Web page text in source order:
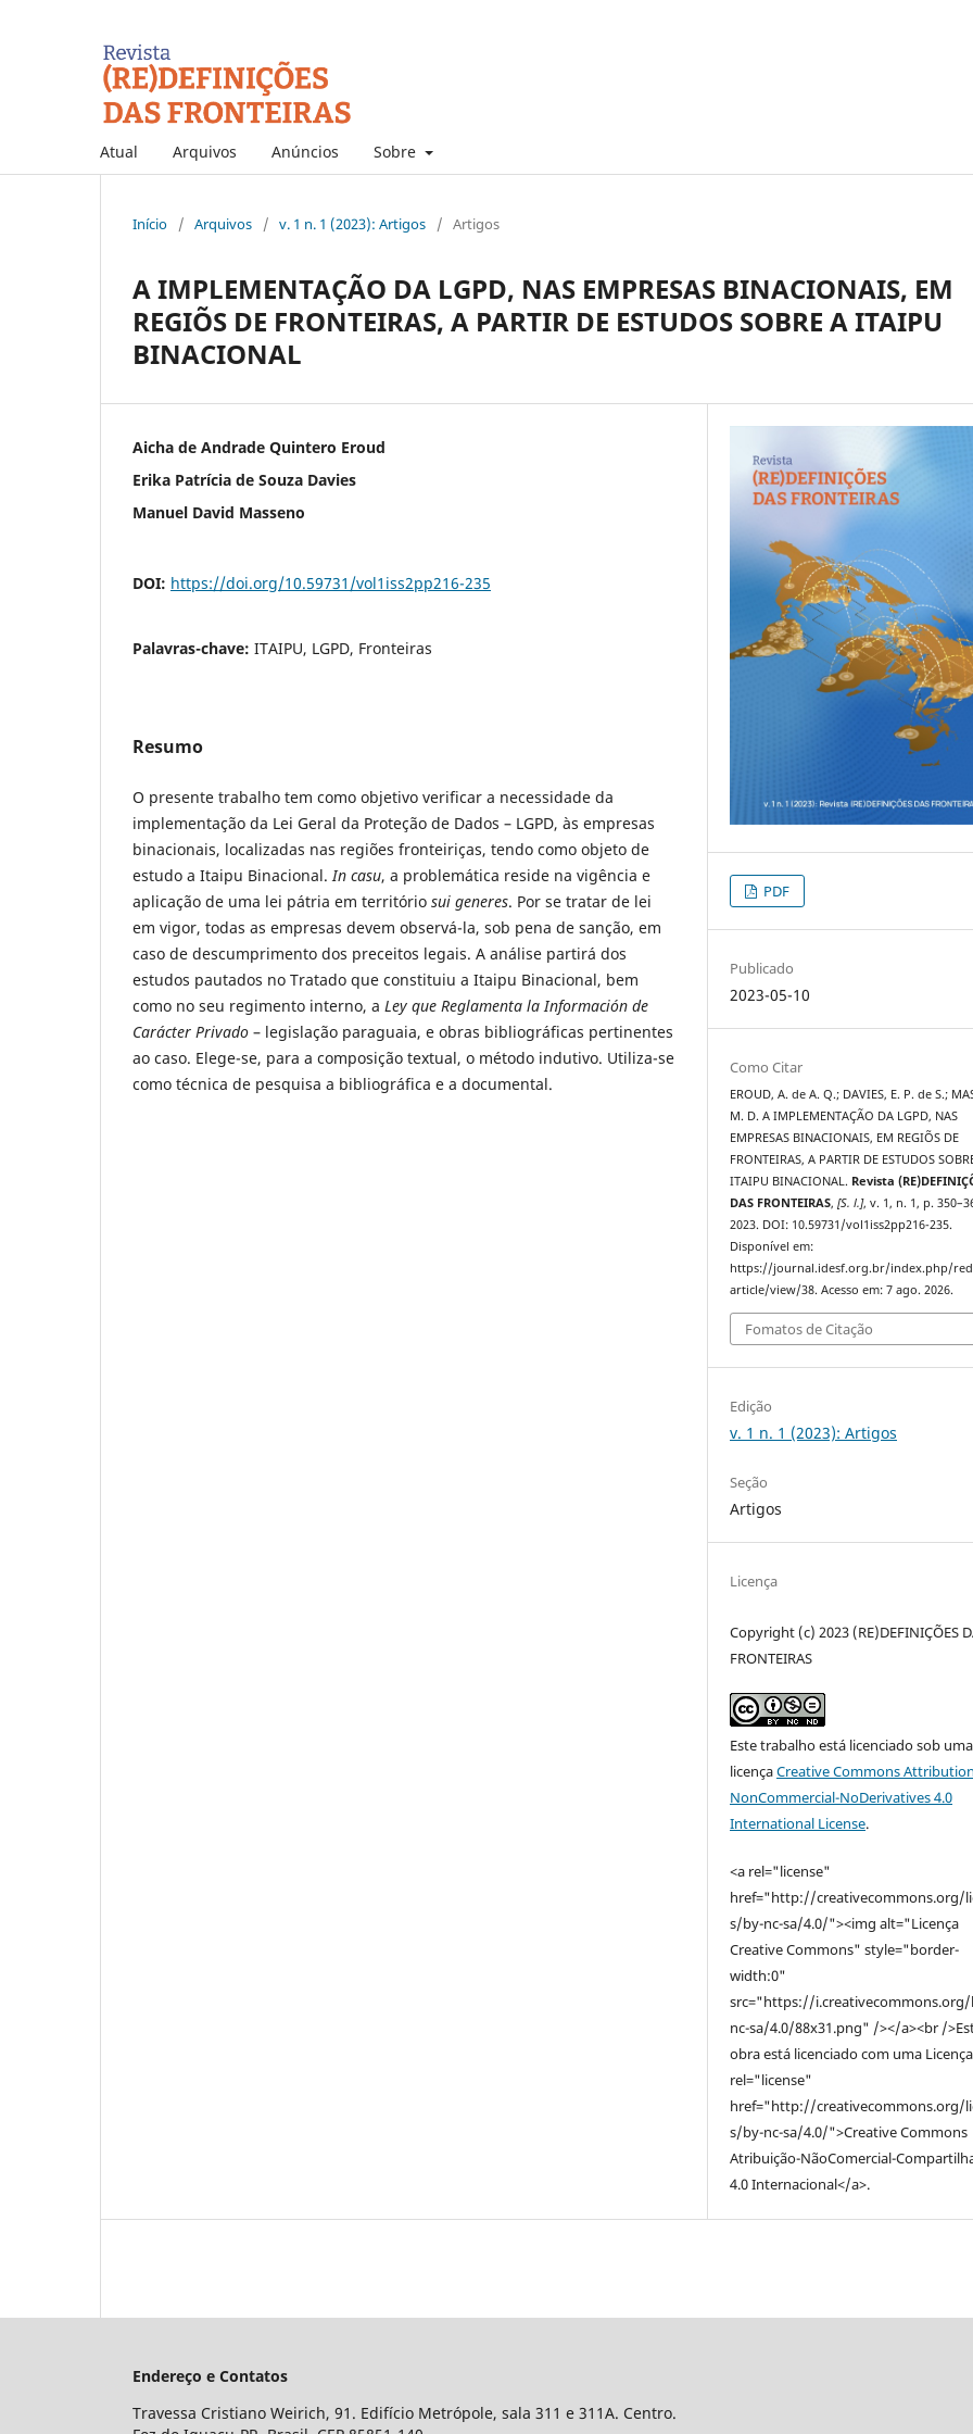
Atual Arquivos Anúncios Sobre
Início / Arquivos / v. 1 n. 1 (2023): Artigos / Artigos
A IMPLEMENTAÇÃO DA LGPD, NAS EMPRESAS BINACIONAIS, EM
REGIÕS DE FRONTEIRAS, A PARTIR DE ESTUDOS SOBRE A ITAIPU
BINACIONAL
Aicha de Andrade Quintero Eroud
Erika Patrícia de Souza Davies
Manuel David Masseno
DOI: https://doi.org/10.59731/vol1iss2pp216-235
Palavras-chave: ITAIPU, LGPD, Fronteiras
Resumo
O presente trabalho tem como objetivo verificar a necessidade da
implementação da Lei Geral da Proteção de Dados – LGPD, às empresas
binacionais, localizadas nas regiões fronteiriças, tendo como objeto de
estudo a Itaipu Binacional.In casu, a problemática reside na vigência e
aplicação de uma lei pátria em território sui generes. Por se tratar de lei
em vigor, todas as empresas devem observá-la, sob pena de sanção, em
caso de descumprimento dos preceitos legais. A análise partirá dos
estudos pautados no Tratado que constituiu a Itaipu Binacional, bem
como no seu regimento interno, a Ley que Reglamenta la Información de
Carácter Privado – legislação paraguaia, e obras bibliográficas pertinentes
ao caso. Elege-se, para a composição textual, o método indutivo. Utiliza-se
como técnica de pesquisa a bibliográfica e a documental.
PDF
Publicado
2023-05-10
Como Citar
EROUD, A. de A. Q.; DAVIES, E. P. de S.;
M. D. A IMPLEMENTAÇÃO DA LGPD, NAS
EMPRESAS BINACIONAIS, EM REGIÕS DE
FRONTEIRAS, A PARTIR DE ESTUDOS
ITAIPU BINACIONAL. Revista
DAS FRONTEIRAS,[S. l.], v. 1, n. 1, p.
2023. DOI: 10.59731/vol1iss2pp216-235.
Disponível em:
https://journal.idesf.org.br/index.php/
article/view/38. Acesso em: 7 ago. 2026.
Fomatos de Citação
Edição
v. 1 n. 1 (2023): Artigos
Seção
Artigos
Licença
Copyright (c) 2023 (RE)DEFINIÇÕES
FRONTEIRAS
Este trabalho está licenciado sob uma
licençaCreative Commons
NonCommercial-NoDerivatives 4.0
International License.
<a rel="license"
href="http://creativecommons.org/
s/by-nc-sa/4.0/"><img alt="Licença
Creative Commons" style="border-
width:0"
src="https://
nc-sa/4.0/88x31.png" /></a><br /
obra está licenciado com uma
rel="license"
href="http://creativecommons.org/
s/by-nc-sa/4.0/">Creative Commons
Atribuição-NãoComercial-
4.0 Internacional</a>.
Endereço e Contatos
Travessa Cristiano Weirich, 91. Edifício Metrópole, sala 311 e 311A. Centro.